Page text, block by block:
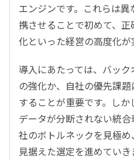
エンジンです。これらは
携させることで初めて、
化といった経営の高度化が
導入にあたっては、バッ
の強化か、自社の優先課
することが重要です。し
データが分断されない統
社のボトルネックを見極
見据えた選定を進めていき